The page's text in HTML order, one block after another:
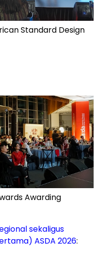
Standard Design
Awarding
sekaligus
ASDA 2026: